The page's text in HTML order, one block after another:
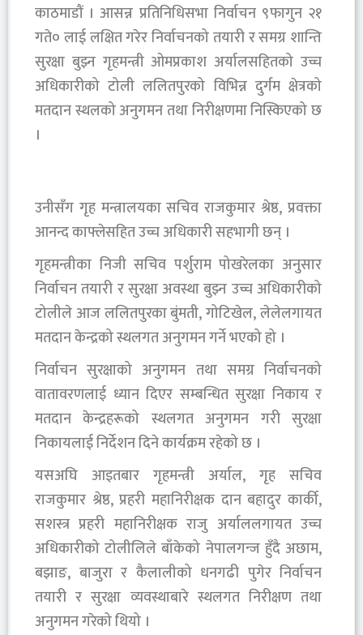
काठमाडौं । आसन्न प्रतिनिधिसभा निर्वाचन ९फागुन २१
गते० लाई लक्षित गरेर निर्वाचनको तयारी र समग्र शान्ति
सुरक्षा बुझ्न गृहमन्त्री ओमप्रकाश अर्यालसहितको उच्च
अधिकारीको टोली ललितपुरको विभिन्न दुर्गम क्षेत्रको
मतदान स्थलको अनुगमन तथा निरीक्षणमा निस्किएको छ
।
उनीसँग गृह मन्त्रालयका सचिव राजकुमार श्रेष्ठ, प्रवक्ता
आनन्द काफ्लेसहित उच्च अधिकारी सहभागी छन् ।
गृहमन्त्रीका निजी सचिव पर्शुराम पोखरेलका अनुसार
निर्वाचन तयारी र सुरक्षा अवस्था बुझ्न उच्च अधिकारीको
टोलीले आज ललितपुरका बुंमती, गोटिखेल, लेलेलगायत
मतदान केन्द्रको स्थलगत अनुगमन गर्ने भएको हो ।
निर्वाचन सुरक्षाको अनुगमन तथा समग्र निर्वाचनको
वातावरणलाई ध्यान दिएर सम्बन्धित सुरक्षा निकाय र
मतदान केन्द्रहरूको स्थलगत अनुगमन गरी सुरक्षा
निकायलाई निर्देशन दिने कार्यक्रम रहेको छ ।
यसअघि आइतबार गृहमन्त्री अर्याल, गृह सचिव
राजकुमार श्रेष्ठ, प्रहरी महानिरीक्षक दान बहादुर कार्की,
सशस्त्र प्रहरी महानिरीक्षक राजु अर्याललगायत उच्च
अधिकारीको टोलीलिले बाँकेको नेपालगन्ज हुँदै अछाम,
बझाङ, बाजुरा र कैलालीको धनगढी पुगेर निर्वाचन
तयारी र सुरक्षा व्यवस्थाबारे स्थलगत निरीक्षण तथा
अनुगमन गरेको थियो ।